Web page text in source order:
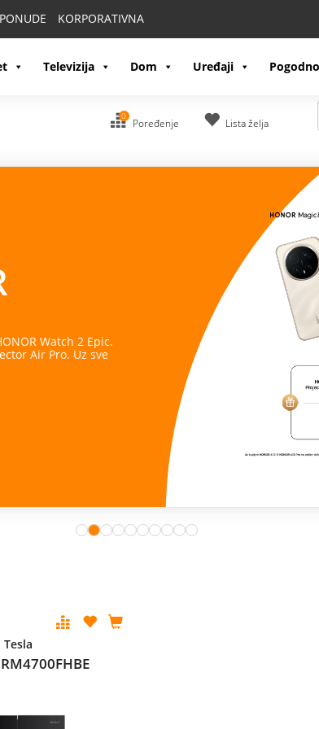
KORPORATIVNA
Televizija Dom Uređaji
0
Poređenje Lista želja
Watch 2 Epic.
Air Pro. Uz sve
Tesla